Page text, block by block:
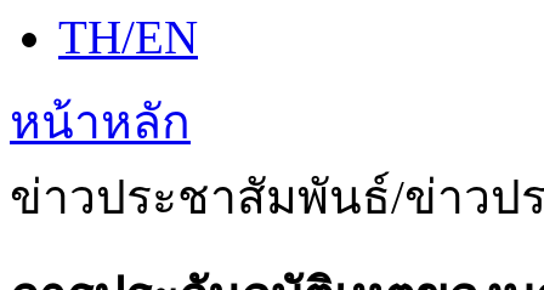
TH/EN
หน้าหลัก
ข่าวประชาสัมพันธ์/ข่าวป